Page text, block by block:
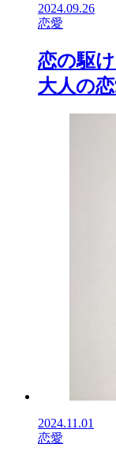
2024.09.26
恋愛
恋の駆
大人の
2024.11.01
恋愛